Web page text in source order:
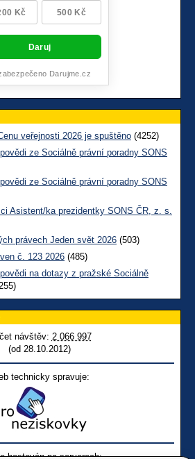
veřejnosti 2026 je spuštěno (4252)
ze Sociálně právní poradny SONS
ze Sociálně právní poradny SONS
Asistent/ka prezidentky SONS ČR, z. s.
právech Jeden svět 2026 (503)
č. 123 2026 (485)
na dotazy z pražské Sociálně
návštěv: 2 066 997
(od 28.10.2012)
technicky spravuje:
hostován na serverech: